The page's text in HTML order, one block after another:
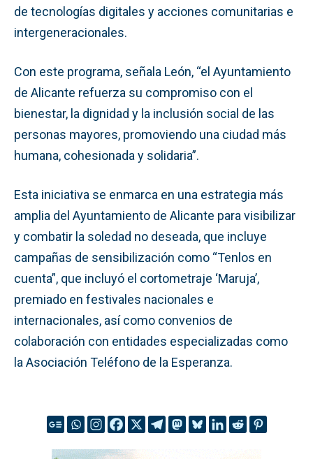
de tecnologías digitales y acciones comunitarias e
intergeneracionales.
Con este programa, señala León, “el Ayuntamiento
de Alicante refuerza su compromiso con el
bienestar, la dignidad y la inclusión social de las
personas mayores, promoviendo una ciudad más
humana, cohesionada y solidaria”.
Esta iniciativa se enmarca en una estrategia más
amplia del Ayuntamiento de Alicante para visibilizar
y combatir la soledad no deseada, que incluye
campañas de sensibilización como “Tenlos en
cuenta”, que incluyó el cortometraje ‘Maruja’,
premiado en festivales nacionales e
internacionales, así como convenios de
colaboración con entidades especializadas como
la Asociación Teléfono de la Esperanza.